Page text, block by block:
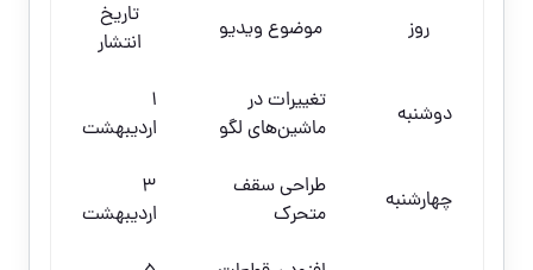
روز موضوع ویدیو
تاریخ
انتشار
دوشنبه
تغییرات در
ماشین‌های لگو
1
اردیبهشت
چهارشنبه
طراحی سقف
متحرک
3
اردیبهشت